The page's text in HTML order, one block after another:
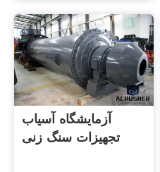
آزمایشگاه آسیاب
تجهیزات سنگ زنی